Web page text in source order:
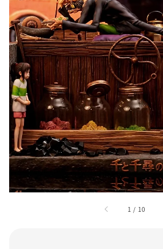
1 / 10